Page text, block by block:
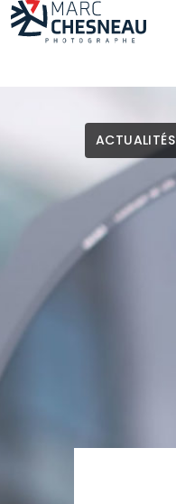
ACTUALITÉS